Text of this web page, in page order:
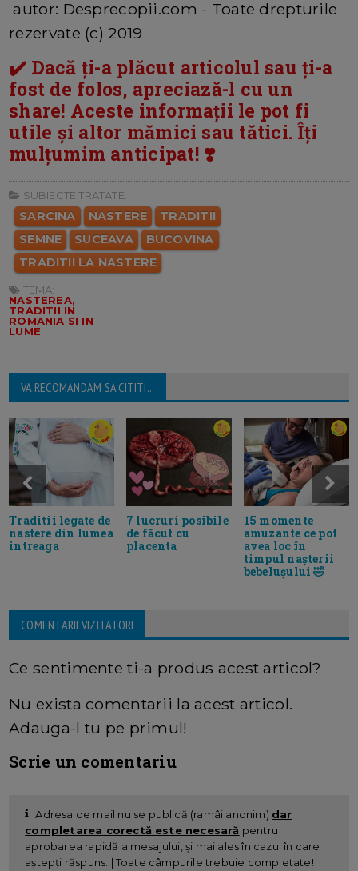
autor: Desprecopii.com - Toate drepturile
rezervate (c) 2019
✔️ Dacă ți-a plăcut articolul sau ți-a
fost de folos, apreciază-l cu un
share! Aceste informații le pot fi
utile și altor mămici sau tătici. Îți
mulțumim anticipat! ❣️
SUBIECTE TRATATE:
SARCINA NASTERE
TRADITII
SEMNE
SUCEAVA
BUCOVINA
TRADITII LA NASTERE
TEMA:
NASTEREA,
TRADITII IN
ROMANIA SI IN
LUME
VA RECOMANDAM SA CITITI...
Traditii legate de
nastere din lumea
intreaga
7 lucruri posibile
de făcut cu
placenta
15 momente
amuzante ce pot
avea loc în
timpul nașterii
bebelușului 🤣
COMENTARII VIZITATORI
Ce sentimente ti-a produs acest articol?
Nu exista comentarii la acest articol.
Adauga-l tu pe primul!
Scrie un comentariu
Adresa de mail nu se publică (ramâi anonim) dar
completarea corectă este necesară pentru
aprobarea rapidă a mesajului, și mai ales în cazul în care
aștepți răspuns. | Toate câmpurile trebuie completate!